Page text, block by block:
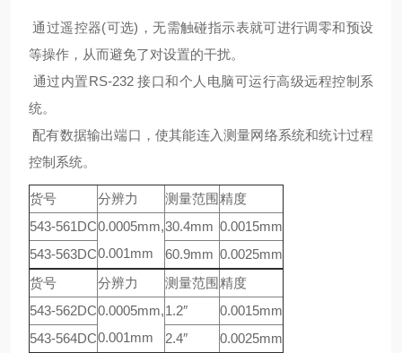
通过遥控器(可选)，无需触碰指示表就可进行调零和预设
等操作，从而避免了对设置的干扰。
通过内置RS-232 接口和个人电脑可运行高级远程控制系
统。
配有数据输出端口，使其能连入测量网络系统和统计过程
控制系统。
货号 分辨力 测量范围 精度
543-561DC0.0005mm,
0.001mm
30.4mm 0.0015mm
543-563DC
60.9mm 0.0025mm
货号
分辨力 测量范围 精度
543-562DC0.0005mm,
0.001mm
1.2″
0.0015mm
543-564DC
2.4″ 0.0025mm